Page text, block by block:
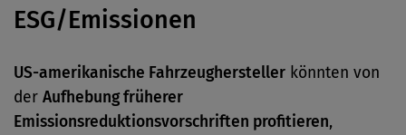
ESG/Emissionen
US-amerikanische Fahrzeughersteller könnten von
der Aufhebung früherer
Emissionsreduktionsvorschriften profitieren,